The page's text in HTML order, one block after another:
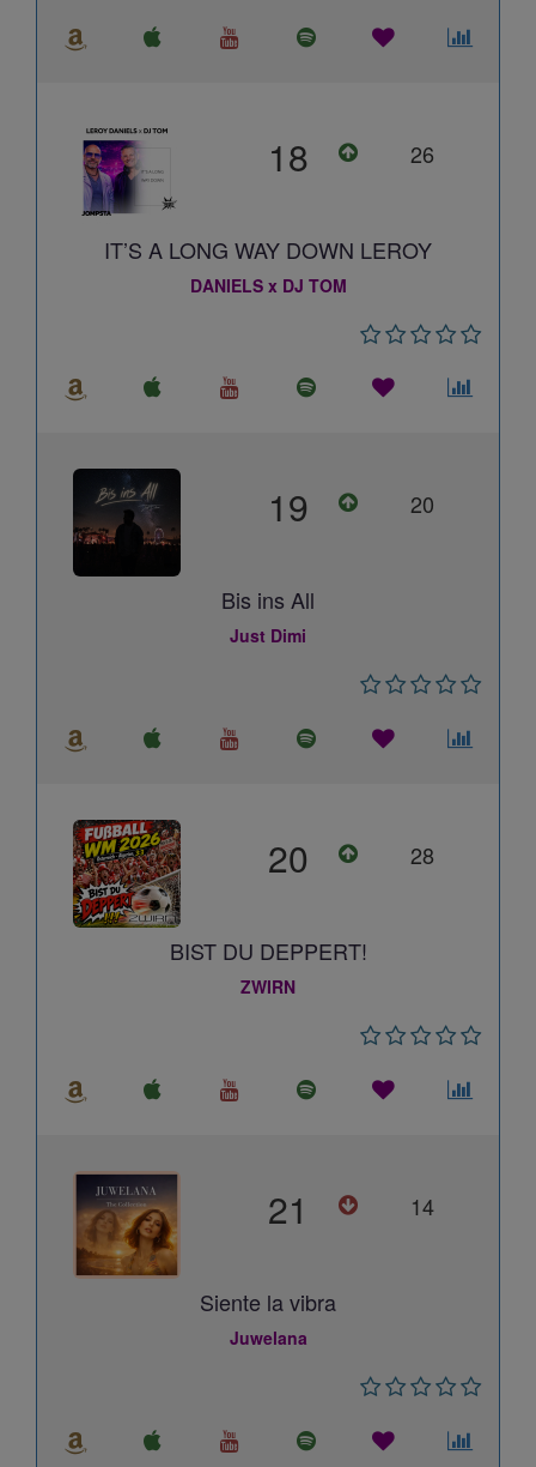
18 26
IT’S A LONG WAY DOWN LEROY
DANIELS x DJ TOM
19 20
Bis ins All
Just Dimi
20 28
BIST DU DEPPERT!
ZWIRN
21 14
Siente la vibra
Juwelana